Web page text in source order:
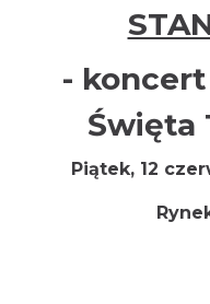
Cieszyn
-
Święta
Piątek, 12